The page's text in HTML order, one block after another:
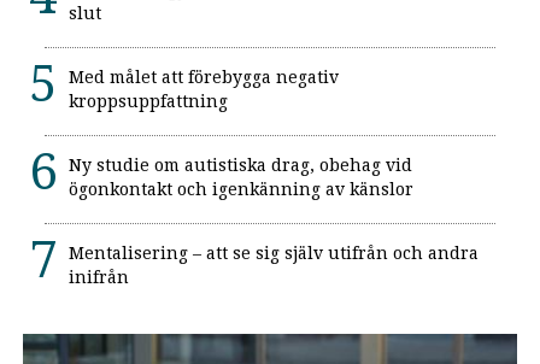
slut
Med målet att förebygga negativ
kroppsuppfattning
Ny studie om autistiska drag, obehag vid
ögonkontakt och igenkänning av känslor
Mentalisering – att se sig själv utifrån och andra
inifrån